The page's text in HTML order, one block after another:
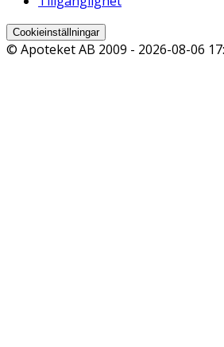
Cookieinställningar
© Apoteket AB 2009 - 2026-08-06